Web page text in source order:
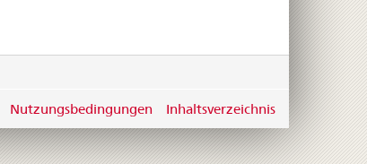
Nutzungsbedingungen Inhaltsverzeichnis